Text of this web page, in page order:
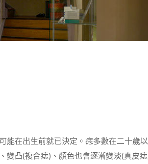
在出生前就已決定。痣多數在二十歲
凸(複合痣)、顏色也會逐漸變淡(真皮